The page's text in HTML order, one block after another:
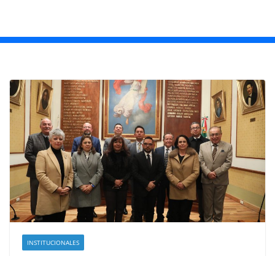
INSTITUCIONALES